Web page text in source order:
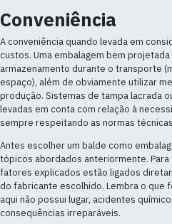
Conveniência
A conveniência quando levada em
custos. Uma embalagem bem
armazenamento durante o transporte
espaço), além de obviamente utilizar
produção. Sistemas de tampa lacrada
levadas em conta com relação à
sempre respeitando as normas
Antes escolher um balde como
tópicos abordados anteriormente.
fatores explicados estão ligados
do fabricante escolhido. Lembra o que
aqui não possui lugar, acidentes
consequências irreparáveis.